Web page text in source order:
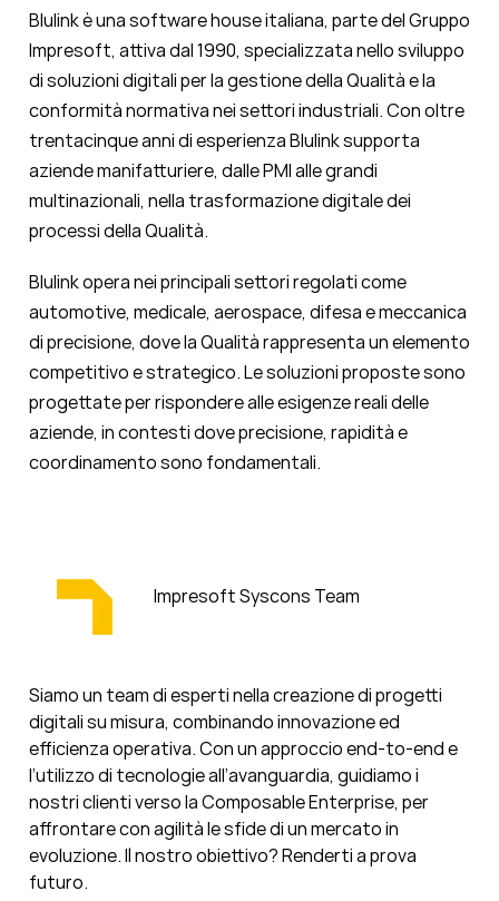
Blulink è una software house italiana, parte del Gruppo
Impresoft, attiva dal 1990, specializzata nello sviluppo
di soluzioni digitali per la gestione della Qualità e la
conformità normativa nei settori industriali. Con oltre
trentacinque anni di esperienza Blulink supporta
aziende manifatturiere, dalle PMI alle grandi
multinazionali, nella trasformazione digitale dei
processi della Qualità.
Blulink opera nei principali settori regolati come
automotive, medicale, aerospace, difesa e meccanica
di precisione, dove la Qualità rappresenta un elemento
competitivo e strategico. Le soluzioni proposte sono
progettate per rispondere alle esigenze reali delle
aziende, in contesti dove precisione, rapidità e
coordinamento sono fondamentali.
Impresoft Syscons Team
Siamo un team di esperti nella creazione di progetti
digitali su misura, combinando innovazione ed
efficienza operativa. Con un approccio end-to-end e
l’utilizzo di tecnologie all’avanguardia, guidiamo i
nostri clienti verso la Composable Enterprise, per
affrontare con agilità le sfide di un mercato in
evoluzione. Il nostro obiettivo? Renderti a prova
futuro.